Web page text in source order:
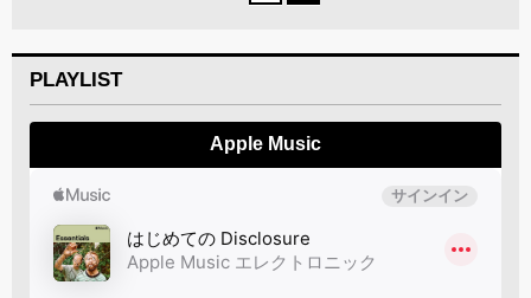
PLAYLIST
Apple Music